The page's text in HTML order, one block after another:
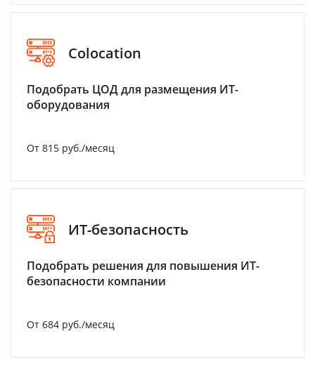
Colocation
Подобрать ЦОД для размещения ИТ-
оборудования
От 815 руб./месяц
ИТ-безопасность
Подобрать решения для повышения ИТ-
безопасности компании
От 684 руб./месяц